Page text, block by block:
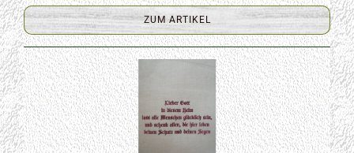
ZUM ARTIKEL